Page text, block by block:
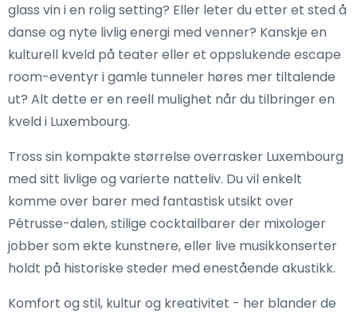
glass vin i en rolig setting? Eller leter du etter et sted å
danse og nyte livlig energi med venner? Kanskje en
kulturell kveld på teater eller et oppslukende escape
room-eventyr i gamle tunneler høres mer tiltalende
ut? Alt dette er en reell mulighet når du tilbringer en
kveld i Luxembourg.
Tross sin kompakte størrelse overrasker Luxembourg
med sitt livlige og varierte natteliv. Du vil enkelt
komme over barer med fantastisk utsikt over
Pétrusse-dalen, stilige cocktailbarer der mixologer
jobber som ekte kunstnere, eller live musikkonserter
holdt på historiske steder med enestående akustikk.
Komfort og stil, kultur og kreativitet - her blander de